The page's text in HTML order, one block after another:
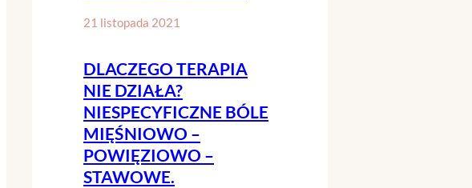
21 listopada 2021
DLACZEGO TERAPIA
NIE DZIAŁA?
NIESPECYFICZNE BÓLE
MIĘŚNIOWO –
POWIĘZIOWO –
STAWOWE.